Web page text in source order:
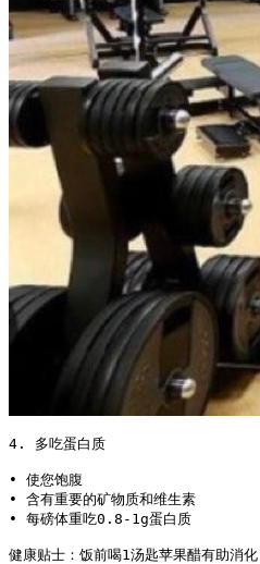
4. 多吃蛋白质
• 使您饱腹
• 含有重要的矿物质和维生素
• 每磅体重吃0.8-1g蛋白质
健康贴士：饭前喝1汤匙苹果醋有助消